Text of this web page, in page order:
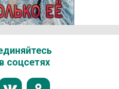
соцсетях